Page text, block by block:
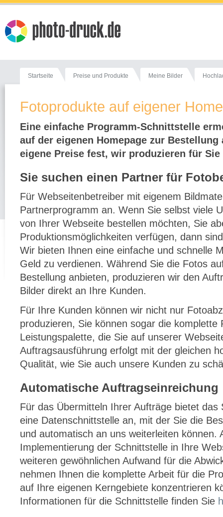
Startseite Preise und Produkte Meine Bilder
Fotoprodukte auf eigener
Eine einfache Programm-Schnittstelle
auf der eigenen Homepage zur Bestellung
eigene Preise fest, wir produzieren für
Sie suchen einen Partner für
Für Webseitenbetreiber mit eigenem
Partnerprogramm an. Wenn Sie selbst viele
von Ihrer Webseite bestellen möchten, Sie
Produktionsmöglichkeiten verfügen, dann
Wir bieten Ihnen eine einfache und schnelle
Geld zu verdienen. Während Sie die Fotos
Bestellung anbieten, produzieren wir den
Bilder direkt an Ihre Kunden.
Für Ihre Kunden können wir nicht nur
produzieren, Sie können sogar die komplette
Leistungspalette, die Sie auf unserer
Auftragsausführung erfolgt mit der gleichen
Qualität, wie Sie auch unsere Kunden zu
Automatische Auftragseinreichung
Für das Übermitteln Ihrer Aufträge bietet
eine Datenschnittstelle an, mit der Sie die
und automatisch an uns weiterleiten können.
Implementierung der Schnittstelle in Ihre
weiteren gewöhnlichen Aufwand für die
nehmen Ihnen die komplette Arbeit für die
auf Ihre eigenen Kerngebiete konzentrieren
Informationen für die Schnittstelle finden Sie